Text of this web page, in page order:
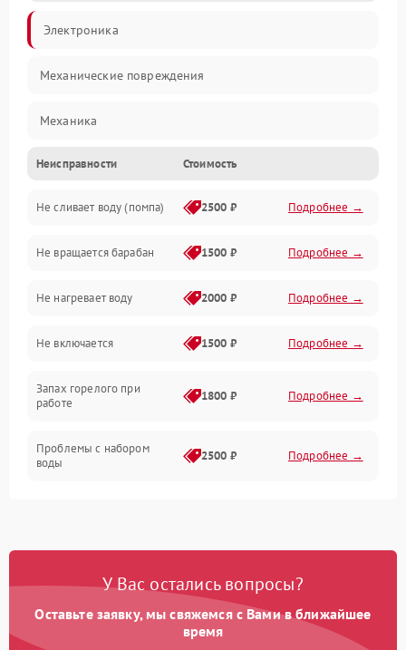
Электроника
Механические повреждения
Механика
Электропитание
Водоснабжение
Слив
Программное обеспечение
Неисправности Стоимость
Не сливает воду (помпа) 2500 ₽ Подробнее →
Не вращается барабан 1500 ₽ Подробнее →
Не нагревает воду 2000 ₽ Подробнее →
Не включается 1500 ₽ Подробнее →
Запах горелого при
работе
1800 ₽ Подробнее →
Проблемы с набором
воды
2500 ₽ Подробнее →
Замена платы управления 2200 ₽ Подробнее →
У Вас остались вопросы?
Оставьте заявку, мы свяжемся с Вами в ближайшее
время